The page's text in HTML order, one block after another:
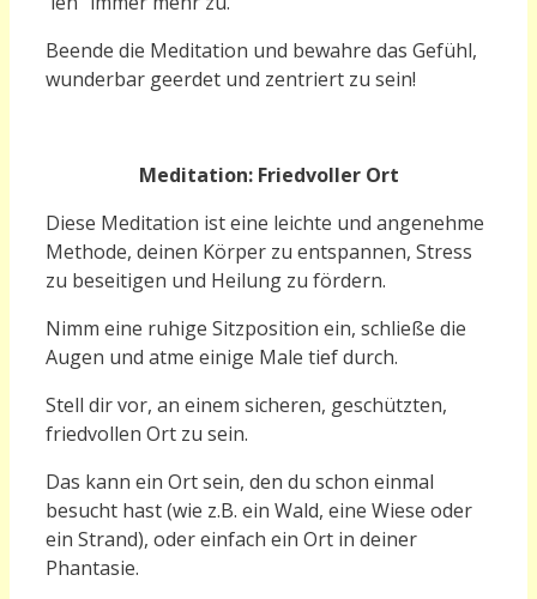
Beende die Meditation und bewahre das Gefühl,
wunderbar geerdet und zentriert zu sein!
Meditation: Friedvoller Ort
Diese Meditation ist eine leichte und angenehme
Methode, deinen Körper zu entspannen, Stress
zu beseitigen und Heilung zu fördern.
Nimm eine ruhige Sitzposition ein, schließe die
Augen und atme einige Male tief durch.
Stell dir vor, an einem sicheren, geschützten,
friedvollen Ort zu sein.
Das kann ein Ort sein, den du schon einmal
besucht hast (wie z.B. ein Wald, eine Wiese oder
ein Strand), oder einfach ein Ort in deiner
Phantasie.